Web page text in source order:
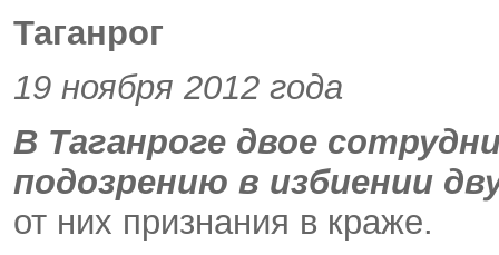
Таганрог
19 ноября 2012 года
В Таганроге двое
подозрению в избиении
от них признания в краже.